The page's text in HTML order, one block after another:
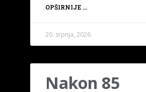
OPŠIRNIJE ...
20. srpnja, 2026.
Nakon 85